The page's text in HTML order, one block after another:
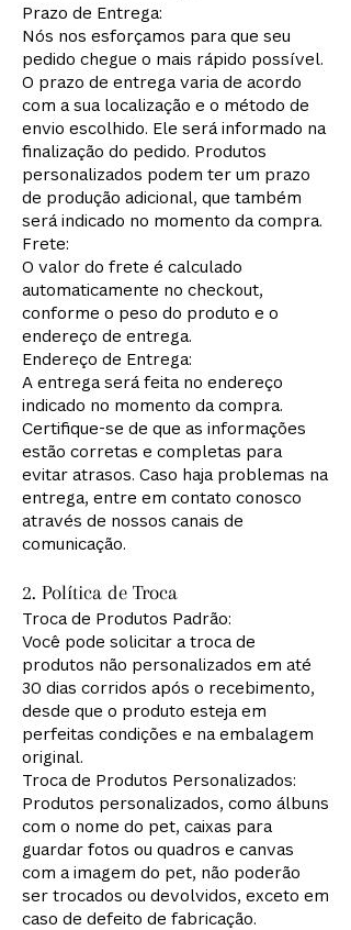
Prazo de Entrega:
Nós nos esforçamos para que seu
pedido chegue o mais rápido possível.
O prazo de entrega varia de acordo
com a sua localização e o método de
envio escolhido. Ele será informado na
finalização do pedido. Produtos
personalizados podem ter um prazo
de produção adicional, que também
será indicado no momento da compra.
Frete:
O valor do frete é calculado
automaticamente no checkout,
conforme o peso do produto e o
endereço de entrega.
Endereço de Entrega:
A entrega será feita no endereço
indicado no momento da compra.
Certifique-se de que as informações
estão corretas e completas para
evitar atrasos. Caso haja problemas na
entrega, entre em contato conosco
através de nossos canais de
comunicação.
2. Política de Troca
Troca de Produtos Padrão:
Você pode solicitar a troca de
produtos não personalizados em até
30 dias corridos após o recebimento,
desde que o produto esteja em
perfeitas condições e na embalagem
original.
Troca de Produtos Personalizados:
Produtos personalizados, como álbuns
com o nome do pet, caixas para
guardar fotos ou quadros e canvas
com a imagem do pet, não poderão
ser trocados ou devolvidos, exceto em
caso de defeito de fabricação.